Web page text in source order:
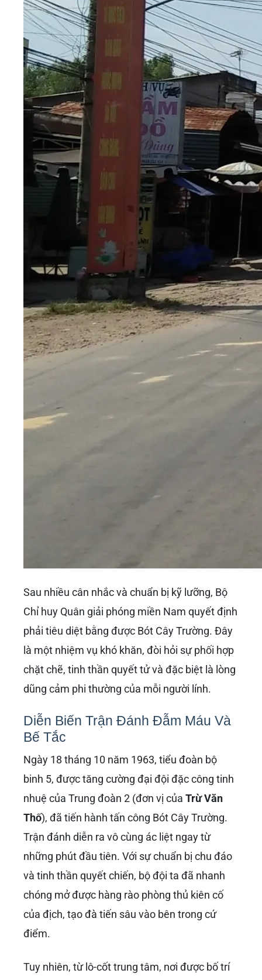
Sau nhiều cân nhắc và chuẩn bị kỹ lưỡng, Bộ
Chỉ huy Quân giải phóng miền Nam quyết định
phải tiêu diệt bằng được Bót Cây Trường. Đây
là một nhiệm vụ khó khăn, đòi hỏi sự phối hợp
chặt chẽ, tinh thần quyết tử và đặc biệt là lòng
dũng cảm phi thường của mỗi người lính.
Diễn Biến Trận Đánh Đẫm Máu Và
Bế Tắc
Ngày 18 tháng 10 năm 1963, tiểu đoàn bộ
binh 5, được tăng cường đại đội đặc công tinh
nhuệ của Trung đoàn 2 (đơn vị của Trừ Văn
Thố), đã tiến hành tấn công Bót Cây Trường.
Trận đánh diễn ra vô cùng ác liệt ngay từ
những phút đầu tiên. Với sự chuẩn bị chu đáo
và tinh thần quyết chiến, bộ đội ta đã nhanh
chóng mở được hàng rào phòng thủ kiên cố
của địch, tạo đà tiến sâu vào bên trong cứ
điểm.
Tuy nhiên, từ lô-cốt trung tâm, nơi được bố trí